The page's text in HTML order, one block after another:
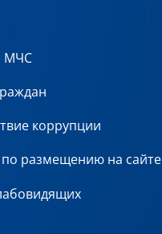
МЧС
коррупции
размещению на сайте